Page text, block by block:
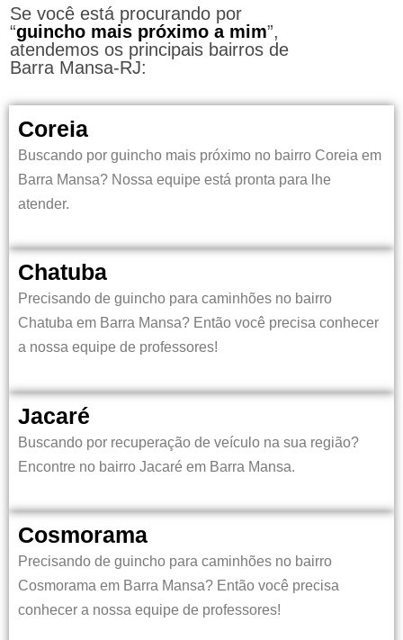
Se você está procurando por
“guincho mais próximo a mim”,
atendemos os principais bairros de
Barra Mansa-RJ:
Coreia
Buscando por guincho mais próximo no bairro Coreia em
Barra Mansa? Nossa equipe está pronta para lhe
atender.
Chatuba
Precisando de guincho para caminhões no bairro
Chatuba em Barra Mansa? Então você precisa conhecer
a nossa equipe de professores!
Jacaré
Buscando por recuperação de veículo na sua região?
Encontre no bairro Jacaré em Barra Mansa.
Cosmorama
Precisando de guincho para caminhões no bairro
Cosmorama em Barra Mansa? Então você precisa
conhecer a nossa equipe de professores!